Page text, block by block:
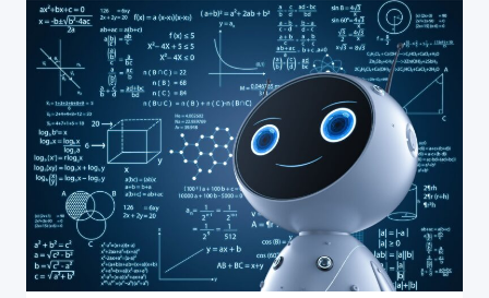
ACF
(ADVANCED
CUSTOM
FIELDS)
В
WORDPRESS